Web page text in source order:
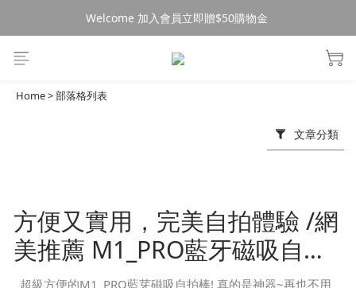
消費$490超商免運🚚
Welcome 加入會員立即贈$50購物金
消費$490超商免運🚚
Home>部落格列表
文章分類
方便又實用，完美自拍體驗 /網
美推薦 M1_PRO藍牙磁吸自拍
棒
超級方便的M1_PRO藍芽磁吸自拍棒! 真的是神器~再也不用